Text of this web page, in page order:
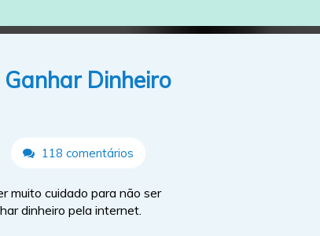
Dinheiro
118 comentários
muito cuidado para não ser
dinheiro pela internet.